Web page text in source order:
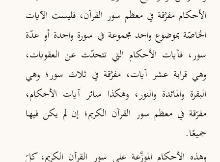
الأحكام مفرَّقة في معظم سور القرآن، فليست الآيات
الخاصّة بموضوع واحد مجموعة في سورة واحدة أو عدّة
سور، فآيات الأحكام التي تتحدّث عن العقوبات،
وهي قرابة عشر آيات، مفرَّقة في ثلاث سور؛ وهي
البقرة والمائدة والنور، وهكذا سائر آيات الأحكام،
مفرّقة في معظم سور القرآن الكريم؛ إن لم يكن فيها
جميعًا.
وهذه الأحكام الموزَّعة على سور القرآن الكريم، كلّ